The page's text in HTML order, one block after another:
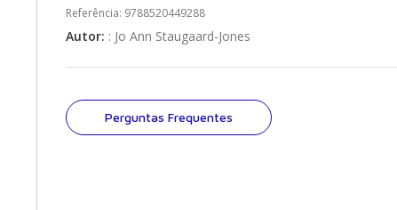
Referência: 9788520449288
Autor: : Jo Ann Staugaard-Jones
Perguntas Frequentes